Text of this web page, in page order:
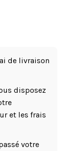
de livraison
disposez
et les frais
votre